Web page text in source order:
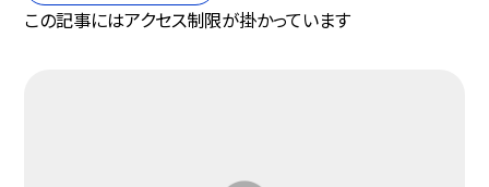
この記事にはアクセス制限が掛かっています